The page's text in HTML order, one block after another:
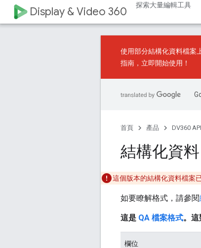
Display & Video 360 探索大量編輯工具
使用部分結構化資料檔案
指南 ，立即開始使用！
首頁 產品 DV360 API
結構化資
這個版本的結構化資料檔案
如要瞭解格式，請參閱
這是 QA 檔案格式。這
欄位